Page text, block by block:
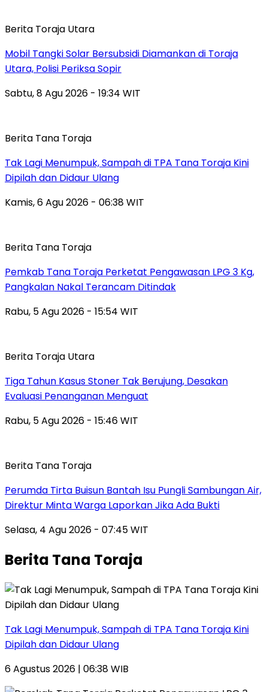
Berita Toraja Utara
Mobil Tangki Solar Bersubsidi Diamankan di Toraja
Utara, Polisi Periksa Sopir
Sabtu, 8 Agu 2026 - 19:34 WIT
Berita Tana Toraja
Tak Lagi Menumpuk, Sampah di TPA Tana Toraja Kini
Dipilah dan Didaur Ulang
Kamis, 6 Agu 2026 - 06:38 WIT
Berita Tana Toraja
Pemkab Tana Toraja Perketat Pengawasan LPG 3 Kg,
Pangkalan Nakal Terancam Ditindak
Rabu, 5 Agu 2026 - 15:54 WIT
Berita Toraja Utara
Tiga Tahun Kasus Stoner Tak Berujung, Desakan
Evaluasi Penanganan Menguat
Rabu, 5 Agu 2026 - 15:46 WIT
Berita Tana Toraja
Perumda Tirta Buisun Bantah Isu Pungli Sambungan Air,
Direktur Minta Warga Laporkan Jika Ada Bukti
Selasa, 4 Agu 2026 - 07:45 WIT
Berita Tana Toraja
Tak Lagi Menumpuk, Sampah di TPA Tana Toraja Kini
Dipilah dan Didaur Ulang
6 Agustus 2026 | 06:38 WIB